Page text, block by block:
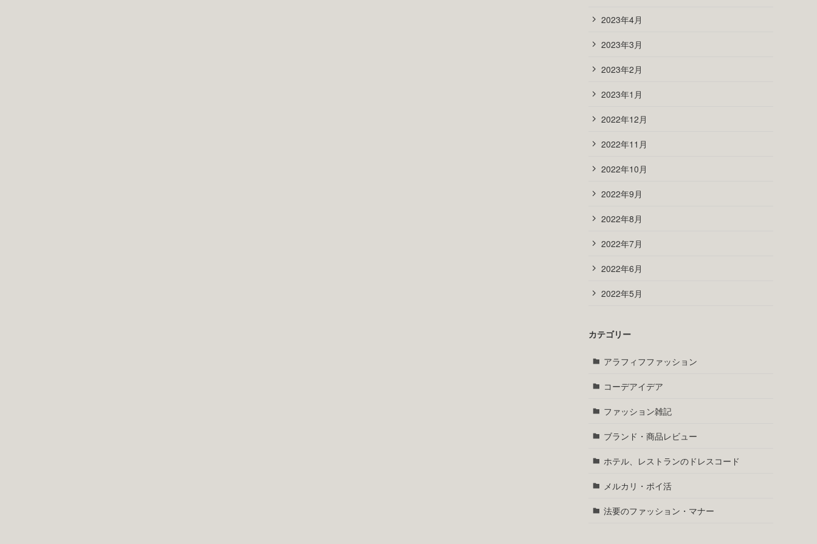
2023年4月
2023年3月
2023年2月
2023年1月
2022年12月
2022年11月
2022年10月
2022年9月
2022年8月
2022年7月
2022年6月
2022年5月
カテゴリー
アラフィフファッション
コーデアイデア
ファッション雑記
ブランド・商品レビュー
ホテル、レストランのドレスコード
メルカリ・ポイ活
法要のファッション・マナー